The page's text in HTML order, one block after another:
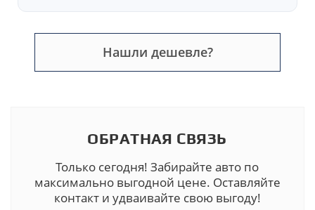
Нашли дешевле?
ОБРАТНАЯ СВЯЗЬ
Только сегодня! Забирайте авто по
максимально выгодной цене. Оставляйте
контакт и удваивайте свою выгоду!